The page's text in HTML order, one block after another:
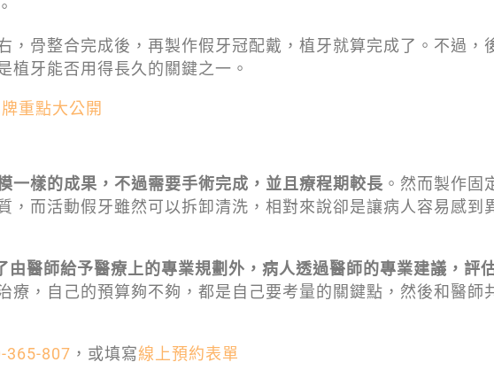
骨整合完成後，再製作假牙冠配戴，植牙就算完成了。不過，
植牙能否用得長久的關鍵之一。
重點大公開
一樣的成果，不過需要手術完成，並且療程期較長 。然而製作固
而活動假牙雖然可以拆卸清洗，相對來說卻是讓病人容易感到
由醫師給予醫療上的專業規劃外，病人透過醫師的專業建議，評
療，自己的預算夠不夠，都是自己要考量的關鍵點，然後和醫師
365-807 ，或填寫線上預約表單